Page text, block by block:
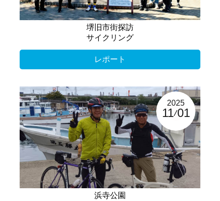
堺旧市街探訪
サイクリング
レポート
2025
11 01
浜寺公園